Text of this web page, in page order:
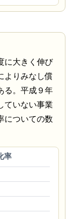
に大きく伸び
よりみなし償
る。平成９年
ていない事業
ついての数
率